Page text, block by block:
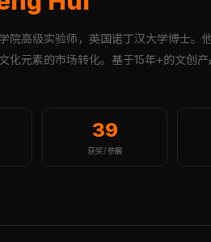
院高级实验师，英国诺丁汉大学博士。
化元素的市场转化。基于15年+的文创
39
获奖/参展